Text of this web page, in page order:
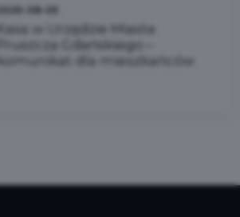
Kasa w Urzędzie Miasta
Pruszcza Gdańskiego –
komunikat dla mieszkańców